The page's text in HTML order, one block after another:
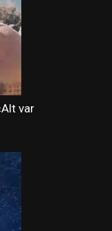
var